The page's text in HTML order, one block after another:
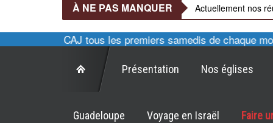
À NE PAS MANQUER Actuellement nos
des CAJ tous les premiers samedis de chaque
Présentation Nos églises
Guadeloupe Voyage en Israël Faire